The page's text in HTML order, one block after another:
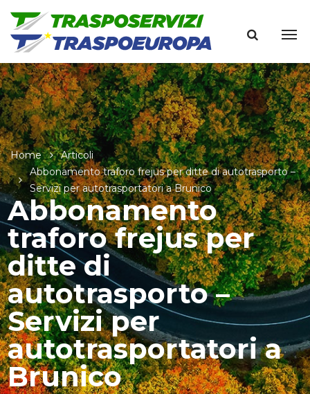
Home
Articoli
Abbonamento traforo frejus per ditte di autotrasporto –
Servizi per autotrasportatori a Brunico
Abbonamento
traforo frejus per
ditte di
autotrasporto –
Servizi per
autotrasportatori a
Brunico